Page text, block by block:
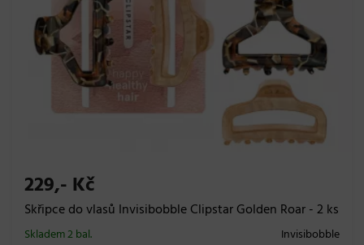
229,- Kč
Skřipce do vlasů Invisibobble Clipstar Golden Roar - 2 ks
Invisibobble
Skladem 2 bal.